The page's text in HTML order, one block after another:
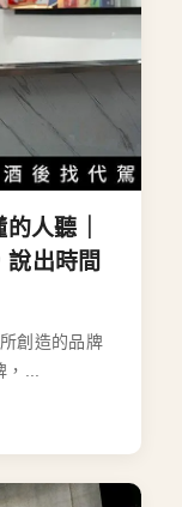
人聽｜
出時間
創造的品牌
...